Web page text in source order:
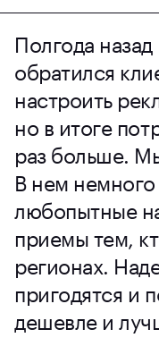
Полгода
обратился
настроить
но в итоге
раз больше.
В нем
любопытные
приемы тем,
регионах.
пригодятся и
дешевле и